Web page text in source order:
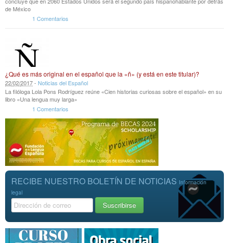
de México
1 Comentarios
¿Qué es más original en el español que la «ñ» (y está en este titular)?
22/02/2017- Noticias del Español
La filóloga Lola Pons Rodríguez reúne «Cien historias curiosas sobre el español» en su
libro «Una lengua muy larga»
1 Comentarios
RECIBE NUESTRO BOLETÍN DE NOTICIAS Información
legal